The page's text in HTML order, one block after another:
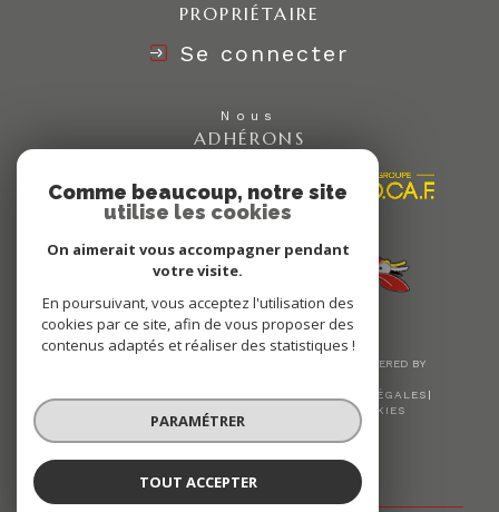
PROPRIÉTAIRE
Se connecter
Nous
ADHÉRONS
© 2026 | TOUS DROITS RÉSERVÉS | TRADUCTION POWERED BY
MENTIONS LÉGALES
COOKIES
Comme beaucoup, notre site
utilise les cookies
On aimerait vous accompagner pendant
votre visite.
En poursuivant, vous acceptez l'utilisation des
cookies par ce site, afin de vous proposer des
contenus adaptés et réaliser des statistiques !
PARAMÉTRER
TOUT ACCEPTER